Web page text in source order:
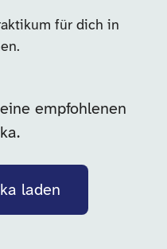
für dich in
empfohlenen
laden